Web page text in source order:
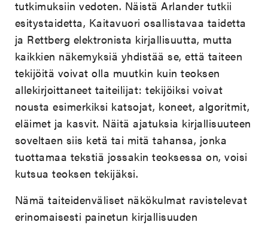
tutkimuksiin vedoten. Näistä Arlander tutkii
esitystaidetta, Kaitavuori osallistavaa taidetta
ja Rettberg elektronista kirjallisuutta, mutta
kaikkien näkemyksiä yhdistää se, että taiteen
tekijöitä voivat olla muutkin kuin teoksen
allekirjoittaneet taiteilijat: tekijöiksi voivat
nousta esimerkiksi katsojat, koneet, algoritmit,
eläimet ja kasvit. Näitä ajatuksia kirjallisuuteen
soveltaen siis ketä tai mitä tahansa, jonka
tuottamaa tekstiä jossakin teoksessa on, voisi
kutsua teoksen tekijäksi.
Nämä taiteidenväliset näkökulmat ravistelevat
erinomaisesti painetun kirjallisuuden